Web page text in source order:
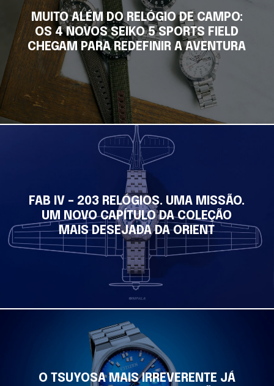
MUITO ALÉM DO RELÓGIO DE CAMPO:
OS 4 NOVOS SEIKO 5 SPORTS FIELD
CHEGAM PARA REDEFINIR A AVENTURA
FAB IV – 203 RELÓGIOS. UMA MISSÃO.
UM NOVO CAPÍTULO DA COLEÇÃO
MAIS DESEJADA DA ORIENT
O TSUYOSA MAIS IRREVERENTE JÁ